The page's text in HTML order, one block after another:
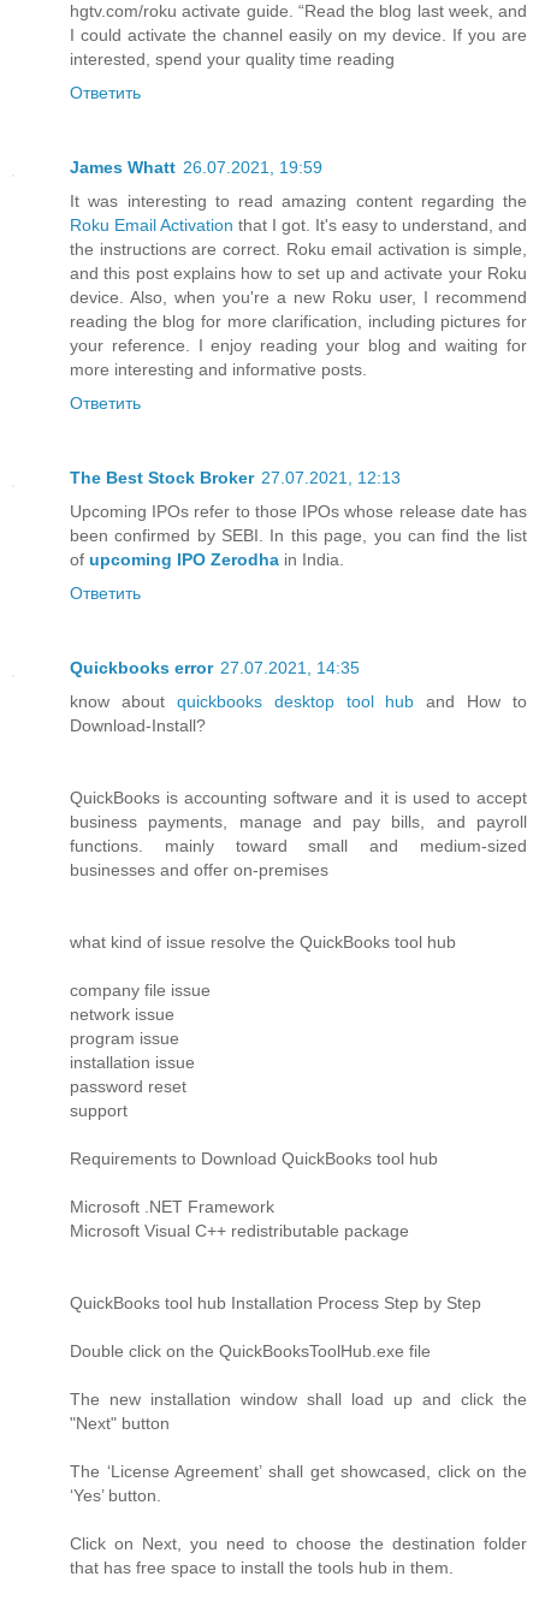
hgtv.com/roku activate guide. “Read the blog last week, and
I could activate the channel easily on my device. If you are
interested, spend your quality time reading
Ответить
James Whatt 26.07.2021, 19:59
It was interesting to read amazing content regarding the
Roku Email Activation that I got. It's easy to understand, and
the instructions are correct. Roku email activation is simple,
and this post explains how to set up and activate your Roku
device. Also, when you're a new Roku user, I recommend
reading the blog for more clarification, including pictures for
your reference. I enjoy reading your blog and waiting for
more interesting and informative posts.
Ответить
The Best Stock Broker 27.07.2021, 12:13
Upcoming IPOs refer to those IPOs whose release date has
been confirmed by SEBI. In this page, you can find the list
of upcoming IPO Zerodha in India.
Ответить
Quickbooks error 27.07.2021, 14:35
know about quickbooks desktop tool hub and How to
Download-Install?
QuickBooks is accounting software and it is used to accept
business payments, manage and pay bills, and payroll
functions. mainly toward small and medium-sized
businesses and offer on-premises
what kind of issue resolve the QuickBooks tool hub
company file issue
network issue
program issue
installation issue
password reset
support
Requirements to Download QuickBooks tool hub
Microsoft .NET Framework
Microsoft Visual C++ redistributable package
QuickBooks tool hub Installation Process Step by Step
Double click on the QuickBooksToolHub.exe file
The new installation window shall load up and click the
"Next" button
The ‘License Agreement’ shall get showcased, click on the
‘Yes’ button.
Click on Next, you need to choose the destination folder
that has free space to install the tools hub in them.